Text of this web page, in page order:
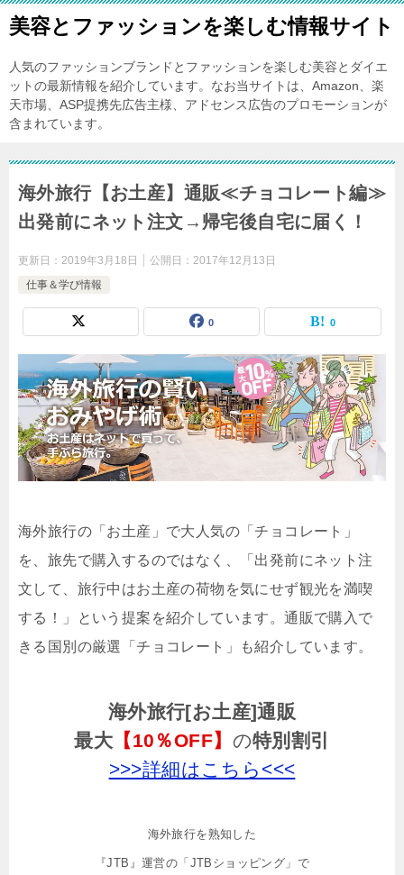
美容とファッションを楽しむ情報サイト
人気のファッションブランドとファッションを楽しむ美容とダイエ
ットの最新情報を紹介しています。なお当サイトは、Amazon、楽
天市場、ASP提携先広告主様、アドセンス広告のプロモーションが
含まれています。
海外旅行【お土産】通販≪チョコレート編≫
出発前にネット注文→帰宅後自宅に届く！
更新日： 2019年3月18日 公開日： 2017年12月13日
仕事＆学び情報
0 0
海外旅行の「お土産」で大人気の「チョコレート」
を、旅先で購入するのではなく、「出発前にネット注
文して、旅行中はお土産の荷物を気にせず観光を満喫
する！」という提案を紹介しています。通販で購入で
きる国別の厳選「チョコレート」も紹介しています。
海外旅行[お土産]通販
最大 【10％OFF】 の特別割引
>>>詳細はこちら<<<
海外旅行を熟知した
『JTB』運営の「JTBショッピング」で